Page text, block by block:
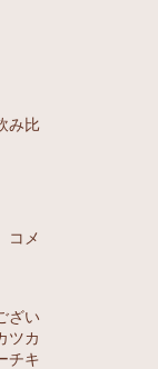
み比
コメ
ざい
ツカ
チキ